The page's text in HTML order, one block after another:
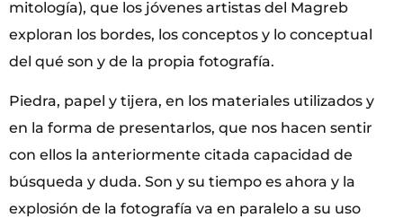
mitología), que los jóvenes artistas del Magreb
exploran los bordes, los conceptos y lo conceptual
del qué son y de la propia fotografía.
Piedra, papel y tijera, en los materiales utilizados y
en la forma de presentarlos, que nos hacen sentir
con ellos la anteriormente citada capacidad de
búsqueda y duda. Son y su tiempo es ahora y la
explosión de la fotografía va en paralelo a su uso